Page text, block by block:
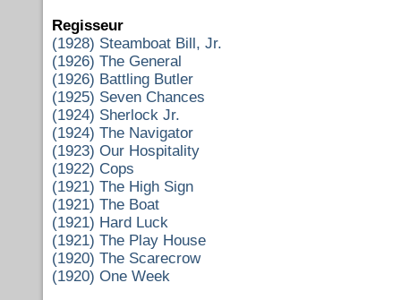
Regisseur
(1928) Steamboat Bill, Jr.
(1926) The General
(1926) Battling Butler
(1925) Seven Chances
(1924) Sherlock Jr.
(1924) The Navigator
(1923) Our Hospitality
(1922) Cops
(1921) The High Sign
(1921) The Boat
(1921) Hard Luck
(1921) The Play House
(1920) The Scarecrow
(1920) One Week